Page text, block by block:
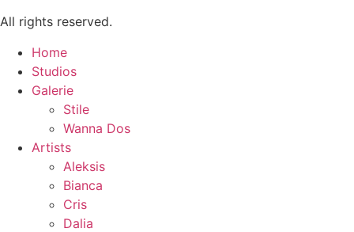
All rights reserved.
Home
Studios
Galerie
Stile
Wanna Dos
Artists
Aleksis
Bianca
Cris
Dalia